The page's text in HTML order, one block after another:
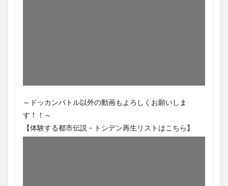
～ドッカンバトル以外の動画もよろしくお願いしま
す！！～
【体験する都市伝説 – トシデン再生リストはこちら】